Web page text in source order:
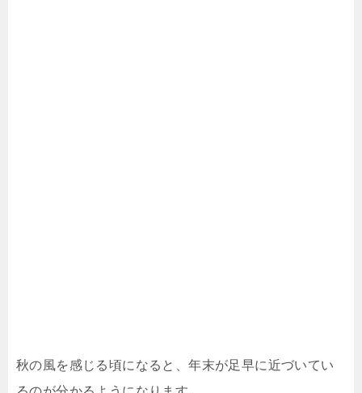
秋の風を感じる頃になると、年末が足早に近づいてい